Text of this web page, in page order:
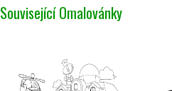
Související Omalovánky